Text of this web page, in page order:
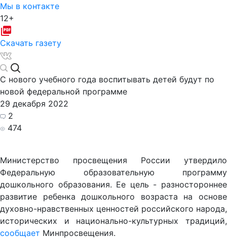
Мы в контакте
12+
Скачать газету
С нового учебного года воспитывать детей будут по
новой федеральной программе
29 декабря 2022
2
474
Министерство просвещения России утвердило
Федеральную образовательную программу
дошкольного образования. Ее цель - разностороннее
развитие ребенка дошкольного возраста на основе
духовно-нравственных ценностей российского народа,
исторических и национально-культурных традиций,
сообщает Минпросвещения.